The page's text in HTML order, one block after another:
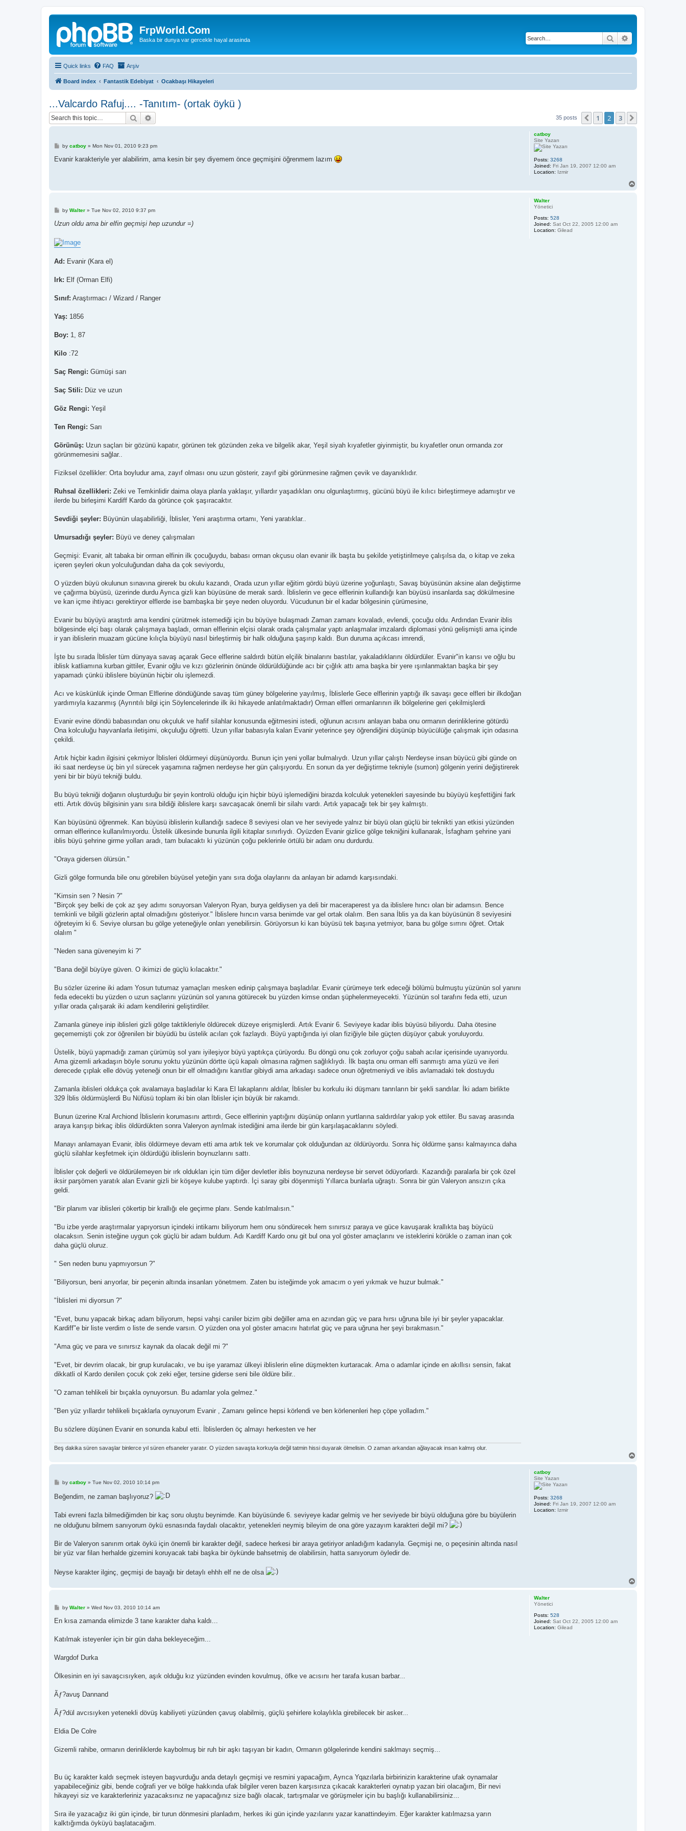
FrpWorld.Com
Baska bir dunya var gercekle hayal arasinda Search
Quick links FAQ Arşiv
Board index Fantastik Edebiyat Ocakbaşı Hikayeleri
...Valcardo Rafuj.... -Tanıtım- (ortak öykü )
Search 35 posts Previous
1 2 3
catboy
Site Yazarı
Posts: 3268
Joined: Fri Jan 19, 2007 12:00 am
Location: Izmir
P
s
by catboy» Mon Nov 01, 2010 9:23 pm
Evanir karakteriyle yer alabilirim, ama kesin bir şey diyemem önce geçmişini öğrenmem lazım
Walter
Yönetici
Posts: 528
Joined: Sat Oct 22, 2005 12:00 am
Location: Gilead
P
s
by Walter» Tue Nov 02, 2010 9:37 pm
Uzun oldu ama bir elfin geçmişi hep uzundur =)
Ad: Evanir (Kara el)
Irk: Elf (Orman Elfi)
Sınıf: Araştırmacı / Wizard / Ranger
Yaş: 1856
Boy: 1, 87
Kilo :72
Saç Rengi: Gümüşi sarı
Saç Stili: Düz ve uzun
Göz Rengi: Yeşil
Ten Rengi: Sarı
Görünüş: Uzun saçları bir gözünü kapatır, görünen tek gözünden zeka ve bilgelik akar, Yeşil siyah kıyafetler giyinmiştir, bu kıyafetler onun ormanda zor
görünmemesini sağlar..
Fiziksel özellikler: Orta boyludur ama, zayıf olması onu uzun gösterir, zayıf gibi görünmesine rağmen çevik ve dayanıklıdır.
Ruhsal özellikleri: Zeki ve Temkinlidir daima olaya planla yaklaşır, yıllardır yaşadıkları onu olgunlaştırmış, gücünü büyü ile kılıcı birleştirmeye adamıştır ve
ilerde bu birleşimi Kardiff Kardo da görünce çok şaşıracaktır.
Sevdiği şeyler: Büyünün ulaşabilirliği, İblisler, Yeni araştırma ortamı, Yeni yaratıklar..
Umursadığı şeyler: Büyü ve deney çalışmaları
Geçmişi: Evanir, alt tabaka bir orman elfinin ilk çocuğuydu, babası orman okçusu olan evanir ilk başta bu şekilde yetiştirilmeye çalışılsa da, o kitap ve zeka
içeren şeyleri okun yolculuğundan daha da çok seviyordu,
O yüzden büyü okulunun sınavına girerek bu okulu kazandı, Orada uzun yıllar eğitim gördü büyü üzerine yoğunlaştı, Savaş büyüsünün aksine alan değiştirme
ve çağırma büyüsü, üzerinde durdu Ayrıca gizli kan büyüsüne de merak sardı. İblislerin ve gece elflerinin kullandığı kan büyüsü insanlarda saç dökülmesine
ve kan içme ihtiyacı gerektiryor elflerde ise bambaşka bir şeye neden oluyordu. Vücudunun bir el kadar bölgesinin çürümesine,
Evanir bu büyüyü araştırdı ama kendini çürütmek istemediği için bu büyüye bulaşmadı Zaman zamanı kovaladı, evlendi, çocuğu oldu. Ardından Evanir iblis
bölgesinde elçi başı olarak çalışmaya başladı, orman elflerinin elçisi olarak orada çalışmalar yaptı anlaşmalar imzalardı diplomasi yönü gelişmişti ama içinde
ir yan iblislerin muazam gücüne kılıçla büyüyü nasıl birleştirmiş bir halk olduğuna şaşırıp kaldı. Bun duruma açıkcası imrendi,
İşte bu sırada İblisler tüm dünyaya savaş açarak Gece elflerine saldırdı bütün elçilik binalarını bastılar, yakaladıklarını öldürdüler. Evanir"in karısı ve oğlu bu
iblisk katliamına kurban gittiler, Evanir oğlu ve kızı gözlerinin önünde öldürüldüğünde acı bir çığlık attı ama başka bir yere ışınlanmaktan başka bir şey
yapamadı çünkü iblislere büyünün hiçbir olu işlemezdi.
Acı ve küskünlük içinde Orman Elflerine döndüğünde savaş tüm güney bölgelerine yayılmış, İblislerle Gece elflerinin yaptığı ilk savaşı gece elfleri bir ilkdoğan
yardımıyla kazanmış (Ayrıntılı bilgi için Söylencelerinde ilk iki hikayede anlatılmaktadır) Orman elfleri ormanlarının ilk bölgelerine geri çekilmişlerdi
Evanir evine döndü babasından onu okçuluk ve hafif silahlar konusunda eğitmesini istedi, oğlunun acısını anlayan baba onu ormanın derinliklerine götürdü
Ona kolculuğu hayvanlarla iletişimi, okçuluğu öğretti. Uzun yıllar babasıyla kalan Evanir yeterince şey öğrendiğini düşünüp büyücülüğe çalışmak için odasına
çekildi.
Artık hiçbir kadın ilgisini çekmiyor İblisleri öldürmeyi düşünüyordu. Bunun için yeni yollar bulmalıydı. Uzun yıllar çalıştı Nerdeyse insan büyücü gibi günde on
iki saat nerdeyse üç bin yıl sürecek yaşamına rağmen nerdeyse her gün çalışıyordu. En sonun da yer değiştirme tekniyle (sumon) gölgenin yerini değiştirerek
yeni bir bir büyü tekniği buldu.
Bu büyü tekniği doğanın oluşturduğu bir şeyin kontrolü olduğu için hiçbir büyü işlemediğini birazda kolculuk yetenekleri sayesinde bu büyüyü keşfettiğini fark
etti. Artık dövüş bilgisinin yanı sıra bildiği iblislere karşı savcaşacak önemli bir silahı vardı. Artık yapacağı tek bir şey kalmıştı.
Kan büyüsünü öğrenmek. Kan büyüsü iblislerin kullandığı sadece 8 seviyesi olan ve her seviyede yalnız bir büyü olan güçlü bir teknikti yan etkisi yüzünden
orman elflerince kullanılmıyordu. Üstelik ülkesinde bununla ilgili kitaplar sınırlıydı. Oyüzden Evanir gizlice gölge tekniğini kullanarak, İsfagham şehrine yani
iblis büyü şehrine girme yolları aradı, tam bulacaktı ki yüzünün çoğu peklerinle örtülü bir adam onu durdurdu.
"Oraya gidersen ölürsün."
Gizli gölge formunda bile onu görebilen büyüsel yeteğin yanı sıra doğa olaylarını da anlayan bir adamdı karşısındaki.
"Kimsin sen ? Nesin ?"
"Birçok şey belki de çok az şey adımı soruyorsan Valeryon Ryan, burya geldiysen ya deli bir maceraperest ya da iblislere hıncı olan bir adamsın. Bence
temkinli ve bilgili gözlerin aptal olmadığını gösteriyor." İblislere hıncın varsa benimde var gel ortak olalım. Ben sana İblis ya da kan büyüsünün 8 seviyesini
öğreteyim ki 6. Seviye olursan bu gölge yeteneğiyle onları yenebilirsin. Görüyorsun ki kan büyüsü tek başına yetmiyor, bana bu gölge sırrını öğret. Ortak
olalım "
"Neden sana güveneyim ki ?"
"Bana değil büyüye güven. O ikimizi de güçlü kılacaktır."
Bu sözler üzerine iki adam Yosun tutumaz yamaçları mesken edinip çalışmaya başladılar. Evanir çürümeye terk edeceği bölümü bulmuştu yüzünün sol yanını
feda edecekti bu yüzden o uzun saçlarını yüzünün sol yanına götürecek bu yüzden kimse ondan şüphelenmeyecekti. Yüzünün sol tarafını feda etti, uzun
yıllar orada çalışarak iki adam kendilerini geliştirdiler.
Zamanla güneye inip iblisleri gizli gölge taktikleriyle öldürecek düzeye erişmişlerdi. Artık Evanir 6. Seviyeye kadar iblis büyüsü biliyordu. Daha ötesine
geçememişti çok zor öğrenilen bir büyüdü bu üstelik acıları çok fazlaydı. Büyü yaptığında iyi olan fiziğiyle bile güçten düşüyor çabuk yoruluyordu.
Üstelik, büyü yapmadığı zaman çürümüş sol yanı iyileşiyor büyü yaptıkça çürüyordu. Bu döngü onu çok zorluyor çoğu sabah acılar içerisinde uyanıyordu.
Ama gizemli arkadaşın böyle sorunu yoktu yüzünün dörtte üçü kapalı olmasına rağmen sağlıklıydı. İlk başta onu orman elfi sanmıştı ama yüzü ve ileri
derecede çıplak elle dövüş yeteneği onun bir elf olmadığını kanıtlar gibiydi ama arkadaşı sadece onun öğretmeniydi ve iblis avlamadaki tek dostuydu
Zamanla iblisleri oldukça çok avalamaya başladılar ki Kara El lakaplarını aldılar, İblisler bu korkulu iki düşmanı tanrıların bir şekli sandılar. İki adam birlikte
329 İblis öldürmüşlerdi Bu Nüfüsü toplam iki bin olan İblisler için büyük bir rakamdı.
Bunun üzerine Kral Archiond İblislerin korumasını arttırdı, Gece elflerinin yaptığını düşünüp onların yurtlarına saldırdılar yakıp yok ettiler. Bu savaş arasında
araya karışıp birkaç iblis öldürdükten sonra Valeryon ayrılmak istediğini ama ilerde bir gün karşılaşacaklarını söyledi.
Manayı anlamayan Evanir, iblis öldürmeye devam etti ama artık tek ve korumalar çok olduğundan az öldürüyordu. Sonra hiç öldürme şansı kalmayınca daha
güçlü silahlar keşfetmek için öldürdüğü iblislerin boynuzlarını sattı.
İblisler çok değerli ve öldürülemeyen bir ırk oldukları için tüm diğer devletler iblis boynuzuna nerdeyse bir servet ödüyorlardı. Kazandığı paralarla bir çok özel
iksir parşömen yaratık alan Evanir gizli bir köşeye kulube yaptırdı. İçi saray gibi döşenmişti Yıllarca bunlarla uğraştı. Sonra bir gün Valeryon ansızın çıka
geldi.
"Bir planım var iblisleri çökertip bir krallığı ele geçirme planı. Sende katılmalısın."
"Bu izbe yerde araştırmalar yapıyorsun içindeki intikamı biliyorum hem onu söndürecek hem sınırsız paraya ve güce kavuşarak krallıkta baş büyücü
olacaksın. Senin isteğine uygun çok güçlü bir adam buldum. Adı Kardiff Kardo onu git bul ona yol göster amaçlarını ve isteklerini körükle o zaman inan çok
daha güçlü oluruz.
" Sen neden bunu yapmıyorsun ?"
"Biliyorsun, beni arıyorlar, bir peçenin altında insanları yönetmem. Zaten bu isteğimde yok amacım o yeri yıkmak ve huzur bulmak."
"İblisleri mi diyorsun ?"
"Evet, bunu yapacak birkaç adam biliyorum, hepsi vahşi caniler bizim gibi değiller ama en azından güç ve para hırsı uğruna bile iyi bir şeyler yapacaklar.
Kardiff"e bir liste verdim o liste de sende varsın. O yüzden ona yol göster amacını hatırlat güç ve para uğruna her şeyi bırakmasın."
"Ama güç ve para ve sınırsız kaynak da olacak değil mi ?"
"Evet, bir devrim olacak, bir grup kurulacakı, ve bu işe yaramaz ülkeyi iblislerin eline düşmekten kurtaracak. Ama o adamlar içinde en akıllısı sensin, fakat
dikkatli ol Kardo denilen çocuk çok zeki eğer, tersine giderse seni bile öldüre bilir..
"O zaman tehlikeli bir bıçakla oynuyorsun. Bu adamlar yola gelmez."
"Ben yüz yıllardır tehlikeli bıçaklarla oynuyorum Evanir , Zamanı gelince hepsi körlendi ve ben körlenenleri hep çöpe yolladım."
Bu sözlere düşünen Evanir en sonunda kabul etti. İblislerden öç almayı herkesten ve her
Beş dakika süren savaşlar binlerce yıl süren efsaneler yaratır. O yüzden savaşta korkuyla değil tatmin hissi duyarak ölmelisin. O zaman arkandan ağlayacak insan kalmış olur.
catboy
Site Yazarı
Posts: 3268
Joined: Fri Jan 19, 2007 12:00 am
Location: Izmir
P
t
by catboy» Tue Nov 02, 2010 10:14 pm
Beğendim, ne zaman başlıyoruz?
Tabi evreni fazla bilmediğimden bir kaç soru oluştu beynimde. Kan büyüsünde 6. seviyeye kadar gelmiş ve her seviyede bir büyü olduğuna göre bu büyülerin
ne olduğunu bilmem sanıyorum öykü esnasında faydalı olacaktır, yetenekleri neymiş bileyim de ona göre yazayım karakteri değil mi?
Bir de Valeryon sanırım ortak öykü için önemli bir karakter değil, sadece herkesi bir araya getiriyor anladığım kadarıyla. Geçmişi ne, o peçesinin altında nasıl
bir yüz var filan herhalde gizemini koruyacak tabi başka bir öykünde bahsetmiş de olabilirsin, hatta sanıyorum öyledir de.
Neyse karakter ilginç, geçmişi de bayağı bir detaylı ehhh elf ne de olsa
Walter
Yönetici
Posts: 528
Joined: Sat Oct 22, 2005 12:00 am
Location: Gilead
P
s
by Walter» Wed Nov 03, 2010 10:14 am
En kısa zamanda elimizde 3 tane karakter daha kaldı...
Katılmak isteyenler için bir gün daha bekleyeceğim...
Wargdof Durka
Ölkesinin en iyi savaşcısıyken, aşık olduğu kız yüzünden evinden kovulmuş, öfke ve acısını her tarafa kusan barbar...
Ãƒ?avuş Dannand
Ãƒ?dül avcısıyken yetenekli dövüş kabiliyeti yüzünden çavuş olabilmiş, güçlü şehirlere kolaylıkla girebilecek bir asker...
Eldia De Colre
Gizemli rahibe, ormanın derinliklerde kaybolmuş bir ruh bir aşkı taşıyan bir kadın, Ormanın gölgelerinde kendini saklmayı seçmiş...
Bu üç karakter kaldı seçmek isteyen başvurduğu anda detaylı geçmişi ve resmini yapacağım, Ayrıca Yqazılarla birbirinizin karakterine ufak oynamalar
yapabileceğiniz gibi, bende coğrafi yer ve bölge hakkında ufak bilgiler veren bazen karşısınza çıkacak karakterleri oynatıp yazan biri olacağım, Bir nevi
hikayeyi siz ve karakterleriniz yazacaksınız ne yapacağınız size bağlı olacak, tartışmalar ve görüşmeler için bu başlığı kullanabilirsiniz...
Sıra ile yazacağız iki gün içinde, bir turun dönmesini planladım, herkes iki gün içinde yazılarını yazar kanattindeyim. Eğer karakter katılmazsa yarın
kalktığımda öyküyü başlatacağım.